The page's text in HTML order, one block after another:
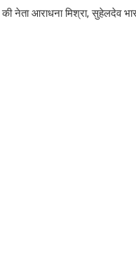
नेता आराधना मिश्रा, सुहेलदेव